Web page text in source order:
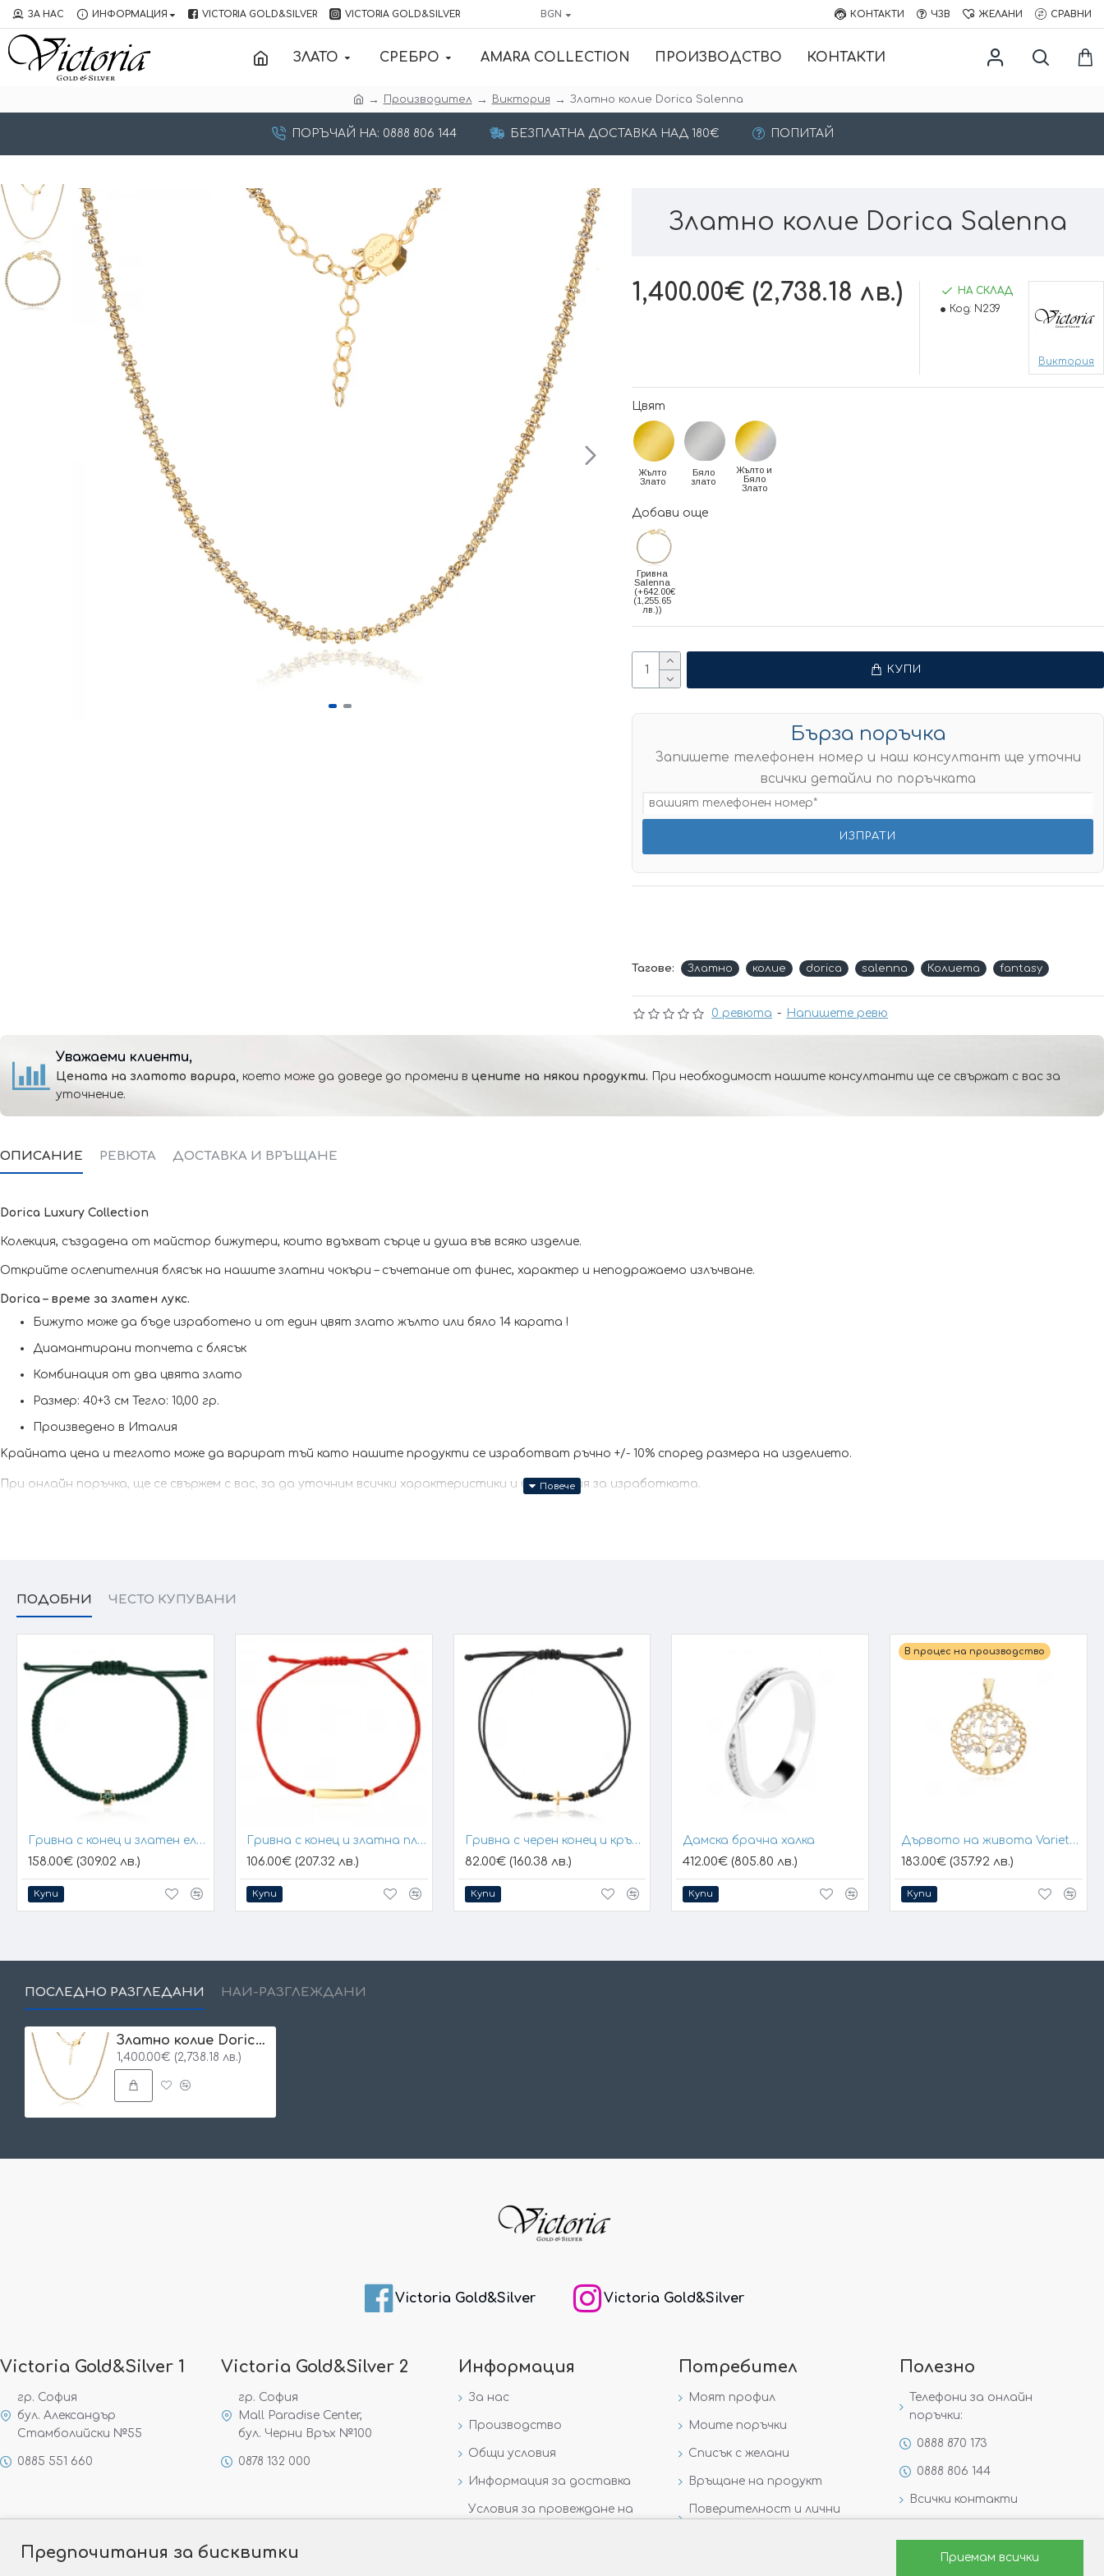
ЗА НАС ИНФОРМАЦИЯ VICTORIA GOLD&SILVER VICTORIA GOLD&SILVER BGN КОНТАКТИ ЧЗВ ЖЕЛАНИ СРАВНИ
ЗЛАТО СРЕБРО AMARA COLLECTION ПРОИЗВОДСТВО КОНТАКТИ
Производител Виктория Златно колие Dorica Salenna
ПОРЪЧАЙ НА: 0888 806 144 БЕЗПЛАТНА ДОСТАВКА НАД 180€ ПОПИТАЙ
Златно колие Dorica Salenna
0 ревюта - Напишете ревю
1,400.00€ (2,738.18 лв.)
НА СКЛАД
Код: N239
Виктория
Цвят
Жълто
Злато
Бяло
злато
Жълто и
Бяло
Злато
Добави още
Гривна
Salenna
(+642.00€
(1,255.65
лв.))
КУПИ
Бърза поръчка
Запишете телефонен номер и наш консултант ще уточни
всички детайли по поръчката
Тагове: Златно колие dorica salenna Колиета fantasy
Уважаеми клиенти,
Цената на златото варира, което може да доведе до промени в цените на някои продукти. При необходимост нашите консултанти ще се свържат с вас за
уточнение.
ОПИСАНИЕ РЕВЮТА ДОСТАВКА И ВРЪЩАНЕ
Dorica Luxury Collection
Колекция, създадена от майстор бижутери, които вдъхват сърце и душа във всяко изделие.
Открийте ослепителния блясък на нашите златни чокъри – съчетание от финес, характер и неподражаемо излъчване.
Dorica – време за златен лукс.
Бижуто може да бъде изработено и от един цвят злато жълто или бяло 14 карата !
Диамантирани топчета с блясък
Комбинация от два цвята злато
Размер: 40+3 см Тегло: 10,00 гр.
Произведено в Италия
Kрайната цена и теглото може да варират тъй като нашите продукти се изработват ръчно +/- 10% според размера на изделието.
При онлайн поръчка, ще се свържем с вас, за да уточним всички характеристики и изисквания за изработката.
ПОДОБНИ ЧЕСТО КУПУВАНИ
Гривна с конец и златен елемент кръст
158.00€ (309.02 лв.)
Купи
Гривна с конец и златна плочка за гравиране
106.00€ (207.32 лв.)
Купи
Гривна с черен конец и кръстче
82.00€ (160.38 лв.)
Купи
Дамска брачна халка
412.00€ (805.80 лв.)
Купи
В процес на производство
Дървото на живота Variety 1
183.00€ (357.92 лв.)
Купи
ПОСЛЕДНО РАЗГЛЕДАНИ НАЙ-РАЗГЛЕЖДАНИ
Златно колие Dorica Salenna
1,400.00€ (2,738.18 лв.)
Victoria Gold&Silver Victoria Gold&Silver
Victoria Gold&Silver 1
гр. София
бул. Александър
Стамболийски №55
0885 551 660
Victoria Gold&Silver 2
гр. София
Mall Paradise Center,
бул. Черни Връх №100
0878 132 000
Информация
За нас
Производство
Общи условия
Информация за доставка
Условия за провеждане на
Потребител
Моят профил
Моите поръчки
Списък с желани
Връщане на продукт
Поверителност и лични
Полезно
Телефони за онлайн
поръчки:
0888 870 173
0888 806 144
Всички контакти
Защо да изберете Victoria
Предпочитания за бисквитки Приемам всички